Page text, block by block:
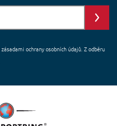
zásadami ochranyosobních údajů. Z odběru